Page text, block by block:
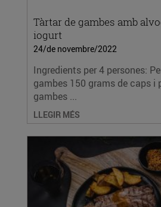
Tàrtar de gambes amb
iogurt
24/de novembre/2022
Ingredients per 4 persones:
gambes 150 grams de caps i
gambes ...
LLEGIR MÉS